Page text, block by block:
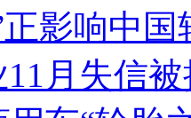
影响中国
月失信